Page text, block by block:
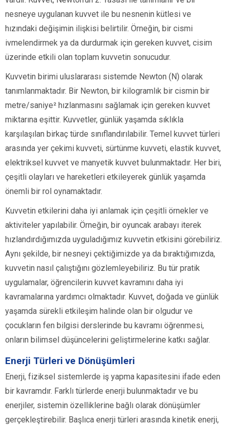
nesneye uygulanan kuvvet ile bu nesnenin kütlesi ve
hızındaki değişimin ilişkisi belirtilir. Örneğin, bir cismi
ivmelendirmek ya da durdurmak için gereken kuvvet, cisim
üzerinde etkili olan toplam kuvvetin sonucudur.
Kuvvetin birimi uluslararası sistemde Newton (N) olarak
tanımlanmaktadır. Bir Newton, bir kilogramlık bir cismin bir
metre/saniye² hızlanmasını sağlamak için gereken kuvvet
miktarına eşittir. Kuvvetler, günlük yaşamda sıklıkla
karşılaşılan birkaç türde sınıflandırılabilir. Temel kuvvet türleri
arasında yer çekimi kuvveti, sürtünme kuvveti, elastik kuvvet,
elektriksel kuvvet ve manyetik kuvvet bulunmaktadır. Her biri,
çeşitli olayları ve hareketleri etkileyerek günlük yaşamda
önemli bir rol oynamaktadır.
Kuvvetin etkilerini daha iyi anlamak için çeşitli örnekler ve
aktiviteler yapılabilir. Örneğin, bir oyuncak arabayı iterek
hızlandırdığımızda uyguladığımız kuvvetin etkisini görebiliriz.
Aynı şekilde, bir nesneyi çektiğimizde ya da bıraktığımızda,
kuvvetin nasıl çalıştığını gözlemleyebiliriz. Bu tür pratik
uygulamalar, öğrencilerin kuvvet kavramını daha iyi
kavramalarına yardımcı olmaktadır. Kuvvet, doğada ve günlük
yaşamda sürekli etkileşim halinde olan bir olgudur ve
çocukların fen bilgisi derslerinde bu kavramı öğrenmesi,
onların bilimsel düşüncelerini geliştirmelerine katkı sağlar.
Enerji Türleri ve Dönüşümleri
Enerji, fiziksel sistemlerde iş yapma kapasitesini ifade eden
bir kavramdır. Farklı türlerde enerji bulunmaktadır ve bu
enerjiler, sistemin özelliklerine bağlı olarak dönüşümler
gerçekleştirebilir. Başlıca enerji türleri arasında kinetik enerji,